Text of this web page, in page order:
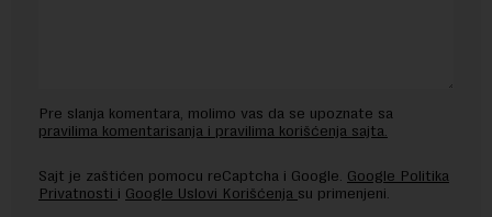
Pre slanja komentara, molimo vas da se upoznate sa
pravilima komentarisanja i pravilima korišćenja sajta.
Sajt je zaštićen pomocu reCaptcha i Google. Google Politika
Privatnosti i Google Uslovi Korišćenja su primenjeni.